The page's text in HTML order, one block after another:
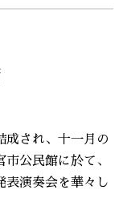
成され、十一月の
公民館に於て、
表演奏会を華々し